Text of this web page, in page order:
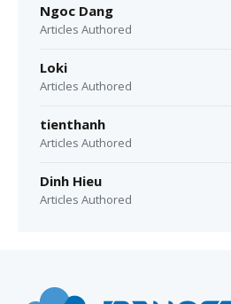
Ngoc Dang
Articles Authored
Loki
Articles Authored
tienthanh
Articles Authored
Dinh Hieu
Articles Authored